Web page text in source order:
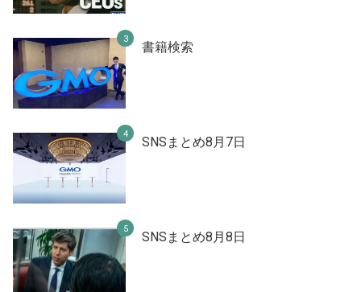
書籍検索
SNSまとめ8月7日
SNSまとめ8月8日